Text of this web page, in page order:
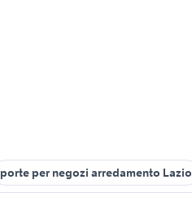
porte per negozi arredamento Lazio